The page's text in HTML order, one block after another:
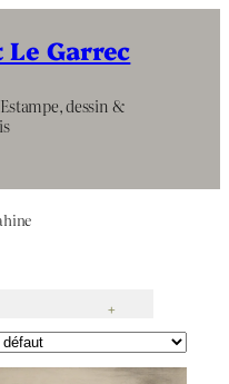
Le Garrec
dessin &
+